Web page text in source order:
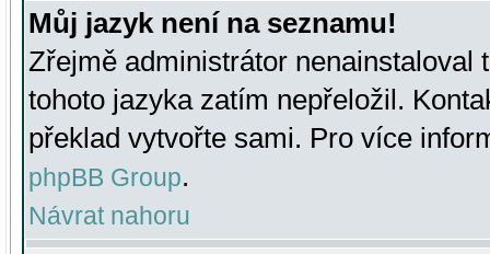
Můj jazyk není na seznamu!
Zřejmě administrátor nenainstaloval
tohoto jazyka zatím nepřeložil.
překlad vytvořte sami. Pro více
phpBB Group.
Návrat nahoru